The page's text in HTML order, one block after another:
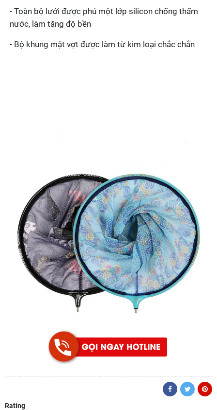
- Toàn bộ lưới được phủ một lớp silicon chống thấm
nước, làm tăng độ bền
- Bộ khung mặt vợt được làm từ kim loại chắc chắn
Rating